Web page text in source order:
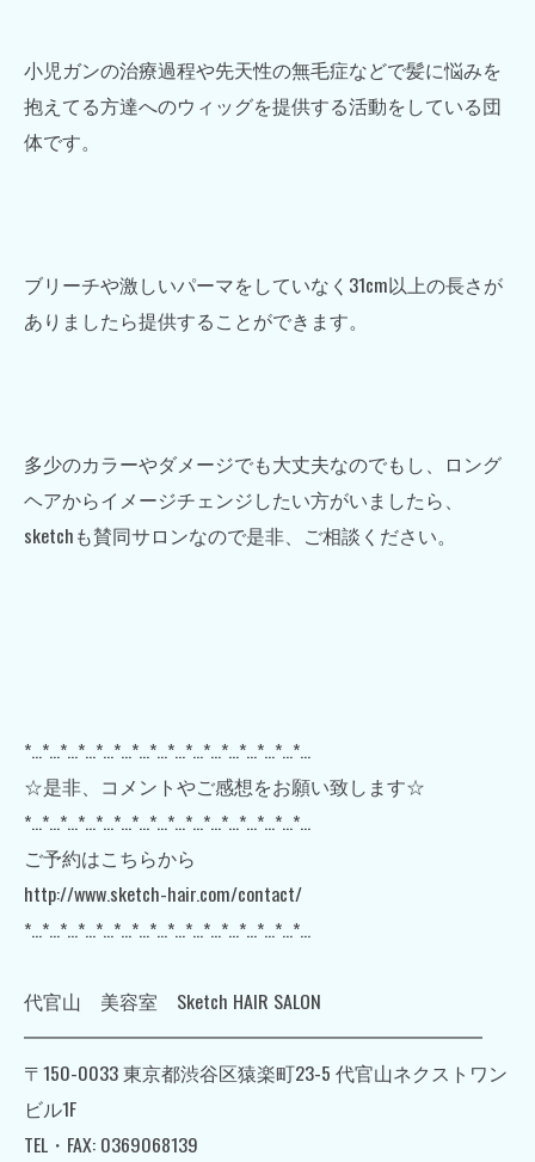
小児ガンの治療過程や先天性の無毛症などで髪に悩みを
抱えてる方達へのウィッグを提供する活動をしている団
体です。
ブリーチや激しいパーマをしていなく31cm以上の長さが
ありましたら提供することができます。
多少のカラーやダメージでも大丈夫なのでもし、ロング
ヘアからイメージチェンジしたい方がいましたら、
sketchも賛同サロンなので是非、ご相談ください。
*…*…*…*…*…*…*…*…*…*…*…*…*…*…*…*…
☆是非、コメントやご感想をお願い致します☆
*…*…*…*…*…*…*…*…*…*…*…*…*…*…*…*…
ご予約はこちらから
http://www.sketch-hair.com/contact/
*…*…*…*…*…*…*…*…*…*…*…*…*…*…*…*…
代官山 美容室 Sketch HAIR SALON
━━━━━━━━━━━━━━━━━━━━━━━━
〒150-0033 東京都渋谷区猿楽町23-5 代官山ネクストワン
ビル1F
TEL・FAX: 0369068139